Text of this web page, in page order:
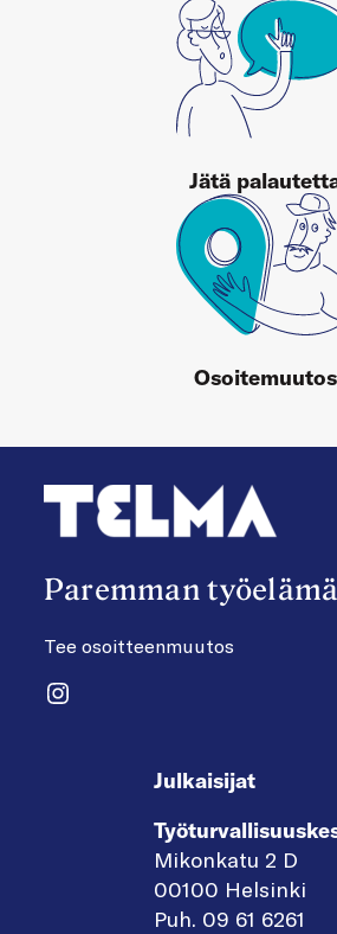
Jätä
Osoitemuutos
Paremman
Tee osoitteenmuutos
Instagram
Julkaisijat
Mikonkatu 2 D
00100 Helsinki
Puh. 09 61 6261